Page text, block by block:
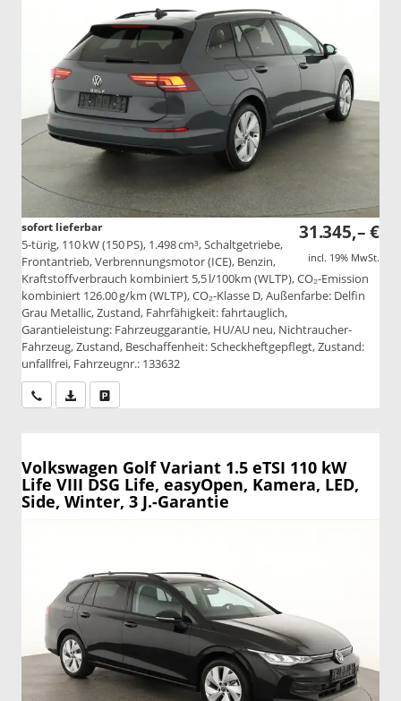
31.345,– €
incl. 19% MwSt.
sofort lieferbar
5-türig, 110 kW (150 PS), 1.498 cm³, Schaltgetriebe,
Frontantrieb, Verbrennungsmotor (ICE), Benzin,
Kraftstoffverbrauch kombiniert 5,5 l/100km (WLTP), CO₂-Emission
kombiniert 126.00 g/km (WLTP), CO₂-Klasse D, Außenfarbe: Delfin
Grau Metallic, Zustand, Fahrfähigkeit: fahrtauglich,
Garantieleistung: Fahrzeuggarantie, HU/AU neu, Nichtraucher-
Fahrzeug, Zustand, Beschaffenheit: Scheckheftgepflegt, Zustand:
unfallfrei, Fahrzeugnr.: 133632
Wir rufen Sie anPDF-Datei, Fahrzeugexposé drucken
Volkswagen Golf Variant 1.5 eTSI 110 kW
Life VIII DSG Life, easyOpen, Kamera, LED,
Side, Winter, 3 J.-Garantie